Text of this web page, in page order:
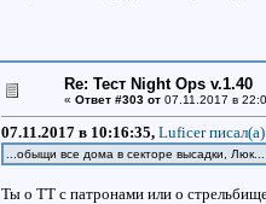
Re: Тест Night Ops v.1.40
« Ответ #303 от07.11.2017 в
07.11.2017 в 10:16:35, Luficer писал(a)
...обыщи все дома в секторе высадки,
Ты о ТТ с патронами или о